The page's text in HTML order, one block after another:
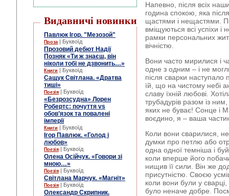
Видавничі новинки
Павлюк Ігор. "Мезозой"
Проза | Буквоїд
Прозовий дебют Надії
Позняк «Ти ж знаєш, він
ніколи тобі не дзвонить…»
Книги | Буквоїд
Сащук Світлана. «Дратва
тиші»
Поезія | Буквоїд
«Безрозсудна» Лорен
Робертс: почуття vs
обов’язок та повалені
імперії
Книги | Буквоїд
Ігор Павлюк. «Голод і
любов»
Поезія | Буквоїд
Олена Осійчук. «Говори зі
мною…»
Поезія | Буквоїд
Світлана Марчук. «Магніт»
Поезія | Буквоїд
Олександр Скрипник.
Напевно, після всіх
година спокою, яка
щастями і нещастями.
вміщуються всі успіхи і
рамки персональних
вічністю.
Вони часто мирилися і
одне з одним – і не
після сварки
їй, що на чистому небі
славу їхній любові.
трубадурів разом із
яких не буває! Сонце і
воєдино, я – ваша
Коли вони сварилися,
думки про петлю або
одна одної темніша і
коли вперше його
нищив її сили. Він же
присутністю. Своєю
коли вони були у
було неначе добре.